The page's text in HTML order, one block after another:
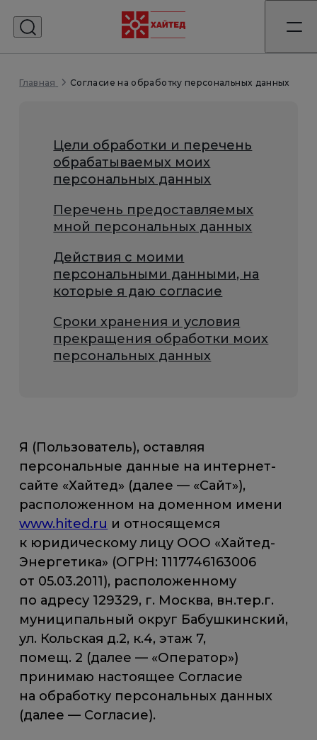
Главная Согласие на обработку персональных данных
Цели обработки и перечень
обрабатываемых моих
персональных данных
Перечень предоставляемых
мной персональных данных
Действия с моими
персональными данными, на
которые я даю согласие
Сроки хранения и условия
прекращения обработки моих
персональных данных
Я (Пользователь), оставляя
персональные данные на интернет-
сайте «Хайтед» (далее — «Сайт»),
расположенном на доменном имени
www.hited.ru и относящемся
к юридическому лицу ООО «Хайтед-
Энергетика» (ОГРН: 1117746163006
от 05.03.2011), расположенному
по адресу 129329, г. Москва, вн.тер.г.
муниципальный округ Бабушкинский,
ул. Кольская д.2, к.4, этаж 7,
помещ. 2 (далее — «Оператор»)
принимаю настоящее Согласие
на обработку персональных данных
(далее — Согласие).